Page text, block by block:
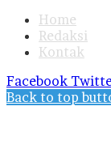
Home
Redaksi
Kontak
Facebook
Back to top